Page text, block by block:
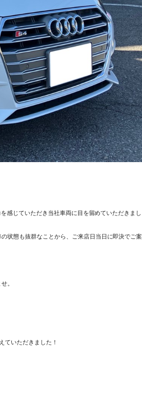
感じていただき当社車両に目を留めていただきまし
状態も抜群なことから、ご来店日当日に即決でご案
。
ていただきました！